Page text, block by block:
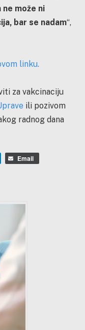
može ni
bar se nadam“,
linku.
za vakcinaciju
ili pozivom
radnog dana
Email